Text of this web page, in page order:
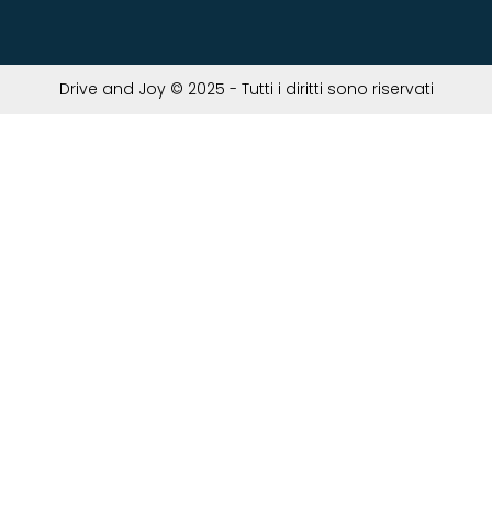
Drive and Joy © 2025 - Tutti i diritti sono riservati